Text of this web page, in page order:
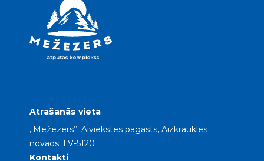
Atrašanās vieta
„Mežezers”, Aiviekstes pagasts, Aizkraukles
novads, LV-5120
Kontakti